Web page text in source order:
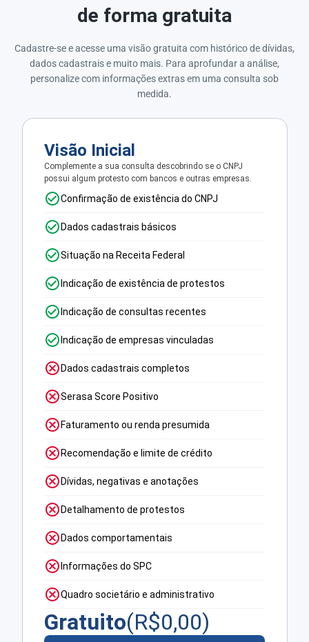
de forma gratuita
Cadastre-se e acesse uma visão gratuita com histórico de dívidas,
dados cadastrais e muito mais. Para aprofundar a análise,
personalize com informações extras em uma consulta sob
medida.
Visão Inicial
Complemente a sua consulta descobrindo se o CNPJ
possui algum protesto com bancos e outras empresas.
Confirmação de existência do CNPJ
Dados cadastrais básicos
Situação na Receita Federal
Indicação de existência de protestos
Indicação de consultas recentes
Indicação de empresas vinculadas
Dados cadastrais completos
Serasa Score Positivo
Faturamento ou renda presumida
Recomendação e limite de crédito
Dívidas, negativas e anotações
Detalhamento de protestos
Dados comportamentais
Informações do SPC
Quadro societário e administrativo
Gratuito(R$0,00)